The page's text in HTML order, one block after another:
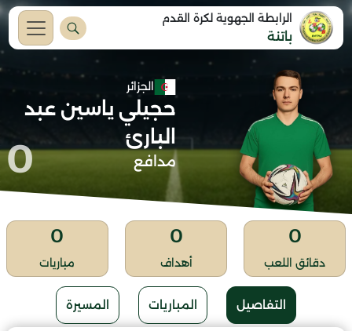
الرابطة الجهوية لكرة القدم
باتنة
الجزائر
حجيلي ياسين عبد
البارئ
مدافع 0
0
دقائق اللعب
0
أهداف
0
مباريات
التفاصيل المباريات المسيرة